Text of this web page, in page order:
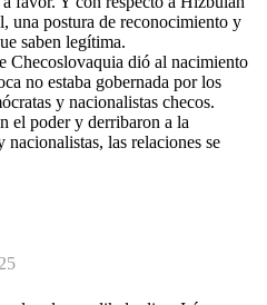
una postura de reconocimiento y
saben legítima.
Checoslovaquia dió al nacimiento
no estaba gobernada por los
y nacionalistas checos.
el poder y derribaron a la
las relaciones se